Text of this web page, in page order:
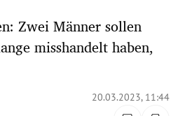
Zwei Männer sollen
misshandelt haben,
20.03.2023, 11:44